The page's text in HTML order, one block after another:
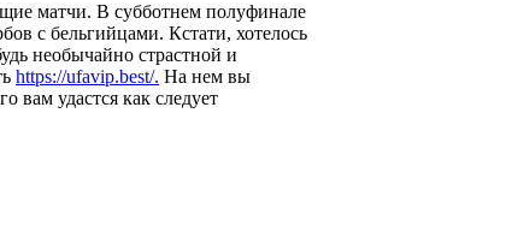
матчи. В субботнем полуфинале
с бельгийцами. Кстати, хотелось
необычайно страстной и
https://ufavip.best/. На нем вы
вам удастся как следует